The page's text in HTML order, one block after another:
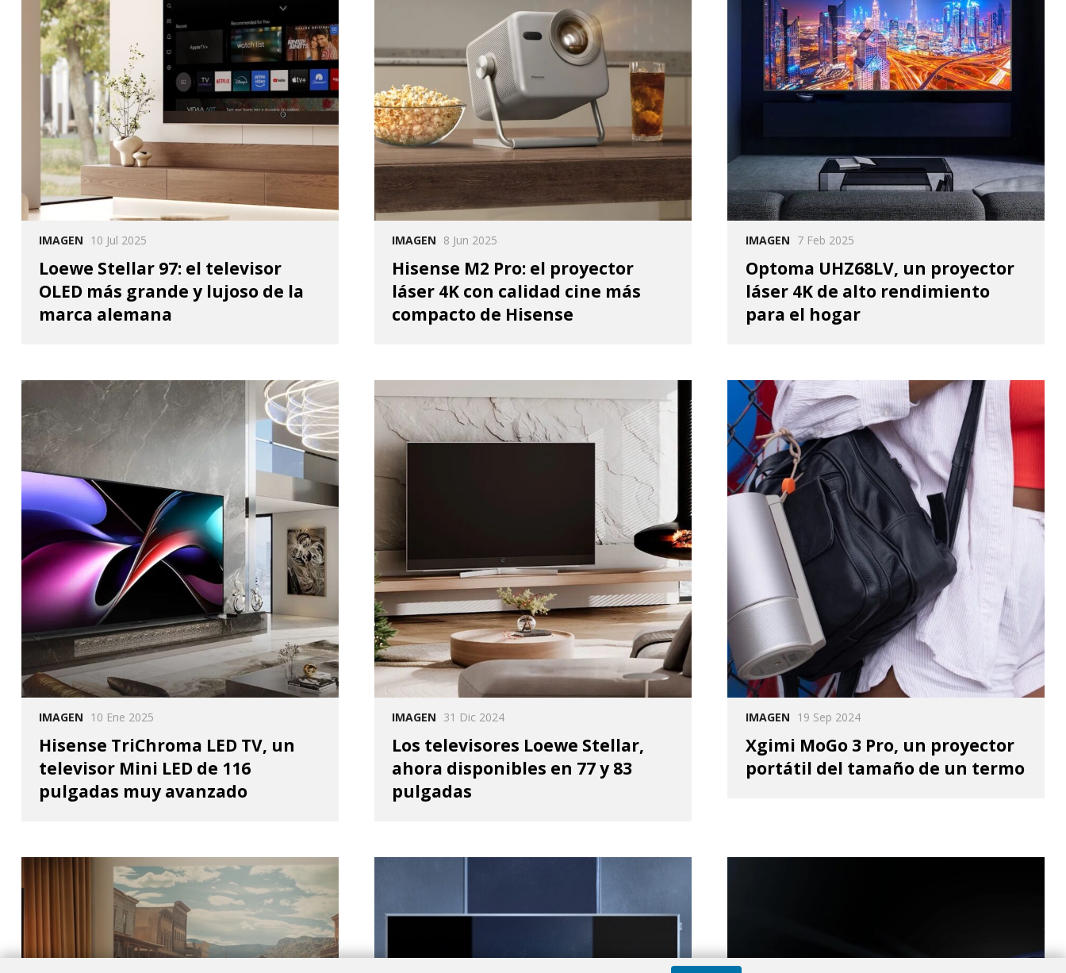
IMAGEN 10 Jul 2025
Loewe Stellar 97: el televisor
OLED más grande y lujoso de la
marca alemana
IMAGEN 8 Jun 2025
Hisense M2 Pro: el proyector
láser 4K con calidad cine más
compacto de Hisense
IMAGEN 7 Feb 2025
Optoma UHZ68LV, un proyector
láser 4K de alto rendimiento
para el hogar
IMAGEN 10 Ene 2025
Hisense TriChroma LED TV, un
televisor Mini LED de 116
pulgadas muy avanzado
IMAGEN 31 Dic 2024
Los televisores Loewe Stellar,
ahora disponibles en 77 y 83
pulgadas
IMAGEN 19 Sep 2024
Xgimi MoGo 3 Pro, un proyector
portátil del tamaño de un termo